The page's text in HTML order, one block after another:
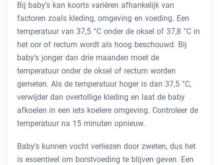
Bij baby’s kan koorts variëren afhankelijk van
factoren zoals kleding, omgeving en voeding. Een
temperatuur van 37,5 °C onder de oksel of 37,8 °C in
het oor of rectum wordt als hoog beschouwd. Bij
baby’s jonger dan drie maanden moet de
temperatuur onder de oksel of rectum worden
gemeten. Als de temperatuur hoger is dan 37,5 °C,
verwijder dan overtollige kleding en laat de baby
afkoelen in een iets koelere omgeving. Controleer de
temperatuur na 15 minuten opnieuw.
Baby’s kunnen vocht verliezen door zweten, dus het
is essentieel om borstvoeding te blijven geven. Een